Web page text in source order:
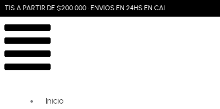
al
contenido
PARTIR DE $200.000 • ENVÍOS EN 24HS EN CABA Y GBA • ENVÍOS A
Flyout
Menu
Inicio